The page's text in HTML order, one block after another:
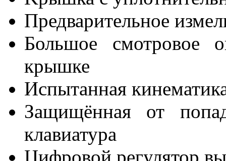
Предварительное
Большое смотровое
крышке
Испытанная
Защищённая от
клавиатура